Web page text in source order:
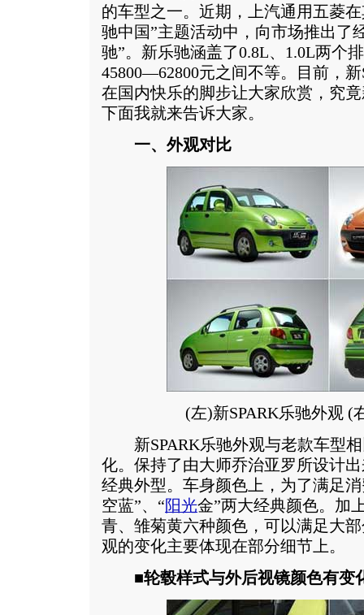
的车型之一。近期，上汽通用五菱
驰中国”主题活动中，向市场推出了
驰”。新乐驰涵盖了0.8L、1.0L两个
45800—62800元之间不等。目前，
在国内快乐的脚步让大家欣赏，究
下面我就来告诉大家。
一、外观对比
(左)新SPARK乐驰外观 (
新SPARK乐驰外观与老款车型相
化。保持了由大师乔治亚罗所设计
经典外型。车身颜色上，为了满足
空蓝”、“阳光金”两大经典颜色。加
青、雏菊黄六种颜色，可以满足大
观的变化主要体现在部分细节上。
■轮毂样式与外后视镜颜色有变